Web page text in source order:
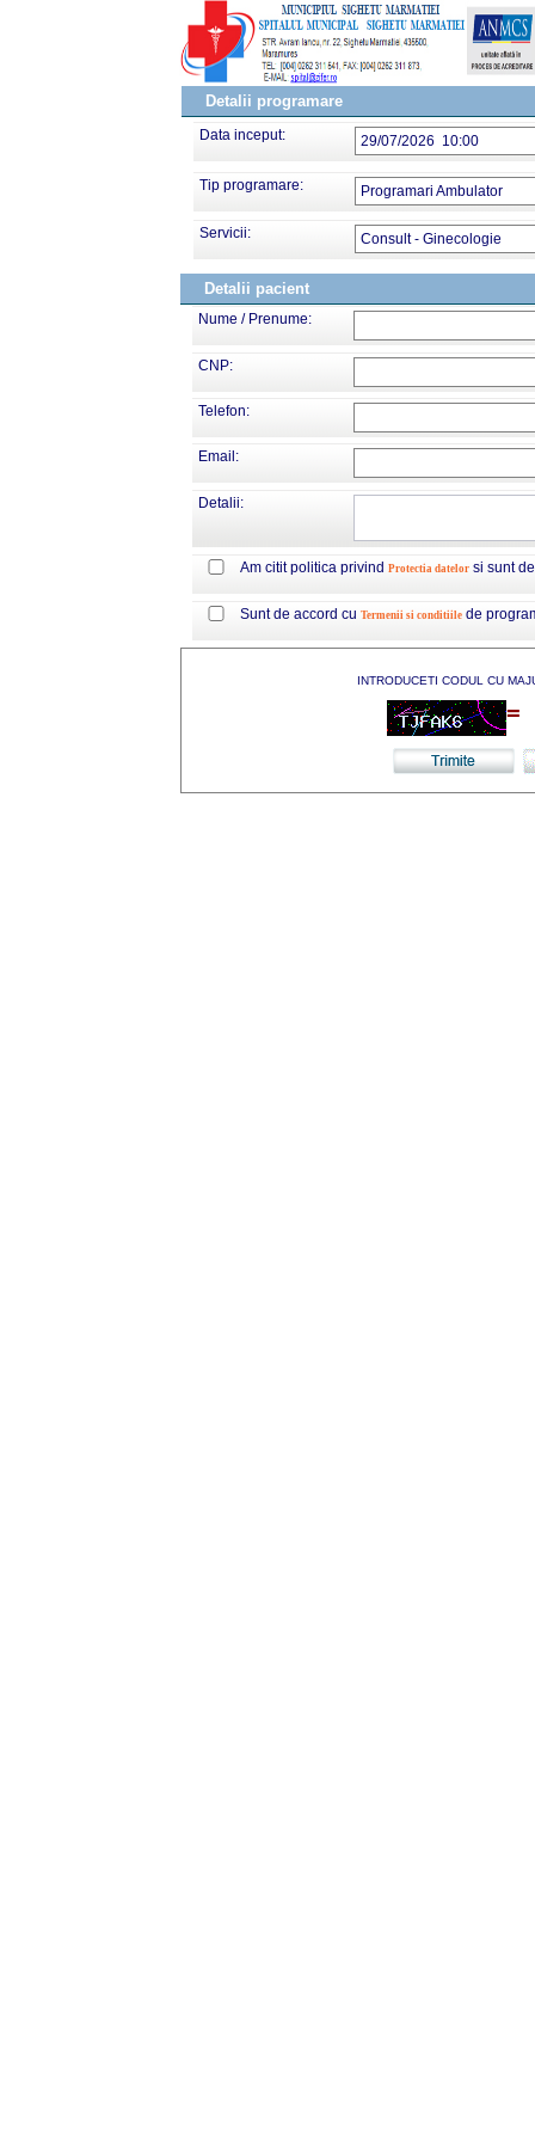
Detalii programare
Data inceput: 29/07/2026 10:00
Tip programare: Programari Ambulator
Servicii: Consult - Ginecologie
Detalii pacient
Nume / Prenume:
CNP:
Telefon:
Email:
Detalii:
Am citit politica privind Protectia datelor si sunt
Sunt de accord cu Termenii si conditiile de
INTRODUCETI CODUL CU
=